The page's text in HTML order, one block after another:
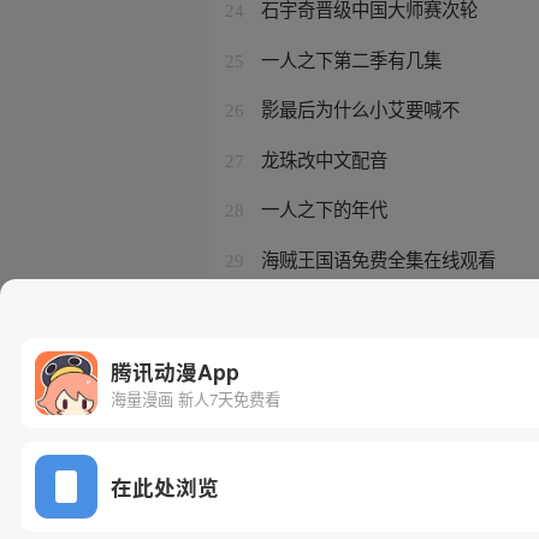
24 石宇奇晋级中国大师赛次轮
25 一人之下第二季有几集
26 影最后为什么小艾要喊不
27 龙珠改中文配音
28 一人之下的年代
29 海贼王国语免费全集在线观看
腾讯动漫App
海量漫画 新人7天免费看
在此处浏览